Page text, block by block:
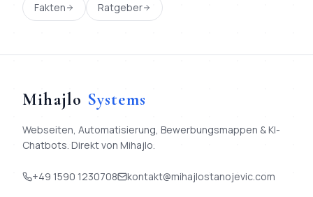
Fakten
Ratgeber
Mihajlo Systems
Webseiten, Automatisierung, Bewerbungsmappen & KI-
Chatbots. Direkt von Mihajlo.
+49 1590 1230708 kontakt@mihajlostanojevic.com